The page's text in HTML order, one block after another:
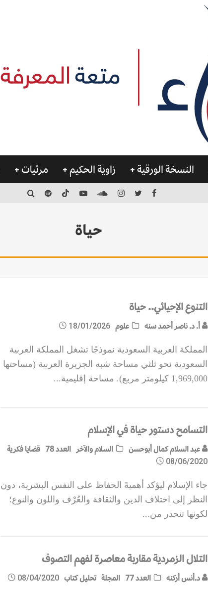
النسخة الورقية زاوية الحكيم مرئيات
حياة
التنوع الإحيائي.. حياة
أ. د. ناصر أحمد سنه علوم 18/01/2026
المملكة العربية السعودية نموذجًا تشغل المملكة العربية
السعودية نحو ثلثي مساحة شبه الجزيرة العربية (مساحتها
1,969,000 كيلومتر مربع). مساحة إقليمية
...
التسامح دستور حياة في الإسلام
عبد السلام كمال أبوحسن السلام والآخر العدد 78
قضايا فكرية
08/06/2020
جاء الإسلام ليؤكد أهميةَ الحفاظ على النفس البشرية، دون
النظر إلى اختلاف الدين والثقافة والعُرْف واللون والنوع؛
لكونها تنحدر من...
التلال الزمردية مقاربة معاصرة لفهم التصوف
د.أنس أركنه العدد 77 المجلة تحليل كتاب 08/04/2020